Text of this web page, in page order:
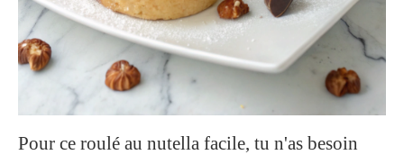
Pour ce roulé au nutella facile, tu n'as besoin